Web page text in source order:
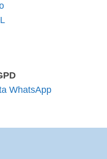
WhatsApp